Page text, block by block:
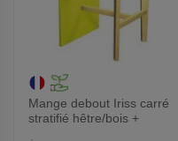
Mange debout Iriss carré
stratifié hêtre/bois +